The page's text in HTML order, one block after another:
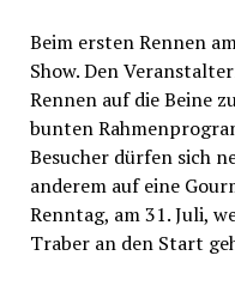
Beim ersten Rennen
Show. Den
Rennen auf die Beine
bunten
Besucher dürfen sich
anderem auf eine
Renntag, am 31. Juli,
Traber an den Start